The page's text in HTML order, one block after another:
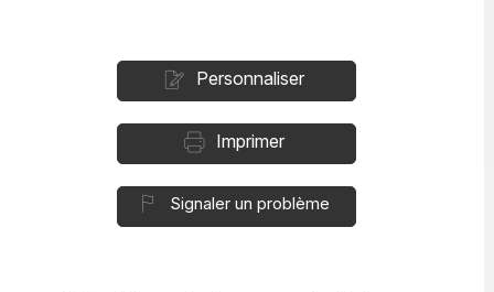
Personnaliser
Imprimer
Signaler un problème